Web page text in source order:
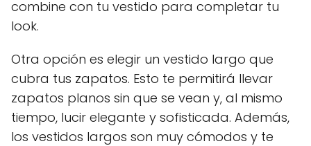
combine con tu vestido para completar tu
look.
Otra opción es elegir un vestido largo que
cubra tus zapatos. Esto te permitirá llevar
zapatos planos sin que se vean y, al mismo
tiempo, lucir elegante y sofisticada. Además,
los vestidos largos son muy cómodos y te